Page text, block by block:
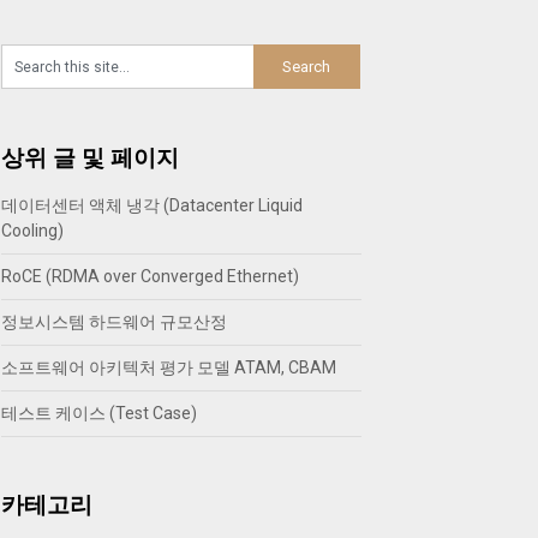
상위 글 및 페이지
데이터센터 액체 냉각 (Datacenter Liquid
Cooling)
RoCE (RDMA over Converged Ethernet)
정보시스템 하드웨어 규모산정
소프트웨어 아키텍처 평가 모델 ATAM, CBAM
테스트 케이스 (Test Case)
카테고리